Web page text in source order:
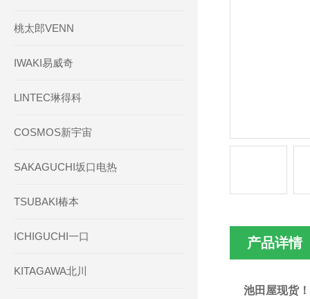
桃太郎VENN
IWAKI易威奇
LINTEC琳得科
COSMOS新宇宙
SAKAGUCHI坂口电热
TSUBAKI椿本
ICHIGUCHI一口
KITAGAWA北川
产品详情
池田屋现货